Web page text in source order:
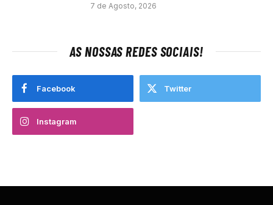
7 de Agosto, 2026
AS NOSSAS REDES SOCIAIS!
Facebook Twitter
Instagram